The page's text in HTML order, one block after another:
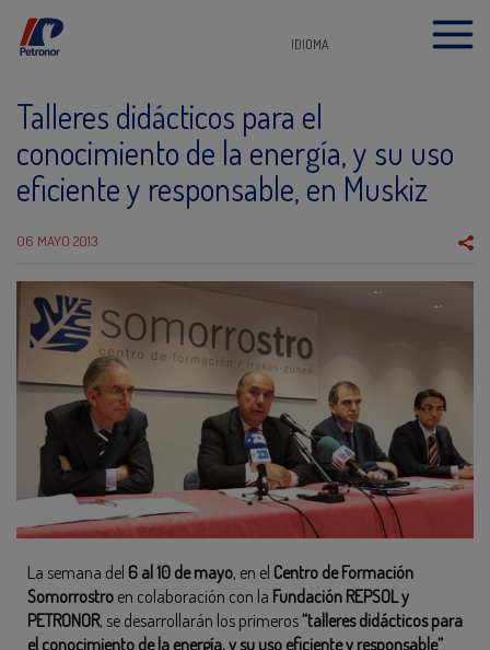
IDIOMA
Talleres didácticos para el
conocimiento de la energía, y su uso
eficiente y responsable, en Muskiz
06 MAYO 2013
La semana del 6 al 10 de mayo, en el Centro de Formación
Somorrostro en colaboración con la Fundación REPSOL y
PETRONOR, se desarrollarán los primeros“talleres didácticos para
el conocimiento de la energía, y su uso eficiente y responsable”